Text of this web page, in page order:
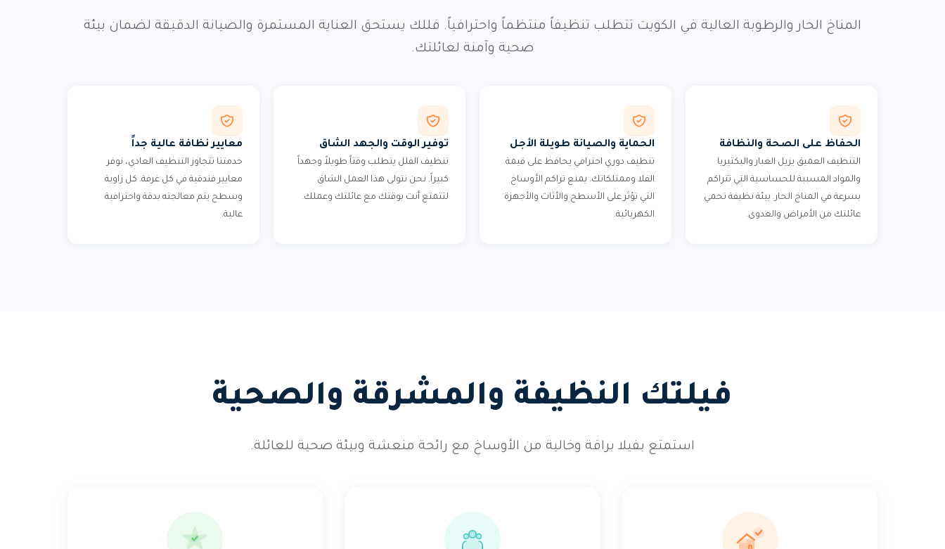
المناخ الحار والرطوبة العالية في الكويت تتطلب تنظيفاً منتظماً واحترافياً. فللك يستحق العناية المستمرة والصيانة الدقيقة لضمان بيئة
صحية وآمنة لعائلتك.
الحفاظ على الصحة والنظافة
التنظيف العميق يزيل الغبار والبكتيريا
والمواد المسببة للحساسية التي تتراكم
بسرعة في المناخ الحار. بيئة نظيفة تحمي
عائلتك من الأمراض والعدوى.
الحماية والصيانة طويلة الأجل
تنظيف دوري احترافي يحافظ على قيمة
الفلا وممتلكاتك. يمنع تراكم الأوساخ
التي تؤثر على الأسطح والأثاث والأجهزة
الكهربائية.
توفير الوقت والجهد الشاق
تنظيف الفلل يتطلب وقتاً طويلاً وجهداً
كبيراً. نحن نتولى هذا العمل الشاق
لتتمتع أنت بوقتك مع عائلتك وعملك.
معايير نظافة عالية جداً
خدمتنا تتجاوز التنظيف العادي، نوفر
معايير فندقية في كل غرفة. كل زاوية
وسطح يتم معالجته بدقة واحترافية
عالية.
فيلتك النظيفة والمشرقة والصحية
استمتع بفيلا براقة وخالية من الأوساخ مع رائحة منعشة وبيئة صحية للعائلة.